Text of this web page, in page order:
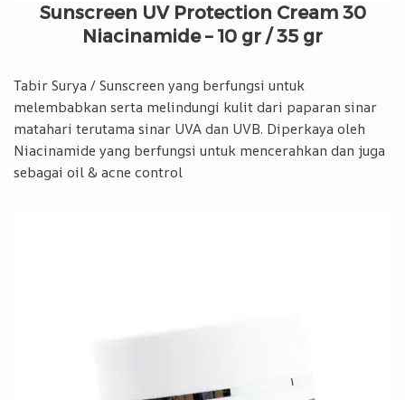
Sunscreen UV Protection Cream 30
Niacinamide – 10 gr / 35 gr
Tabir Surya / Sunscreen yang berfungsi untuk
melembabkan serta melindungi kulit dari paparan sinar
matahari terutama sinar UVA dan UVB. Diperkaya oleh
Niacinamide yang berfungsi untuk mencerahkan dan juga
sebagai oil & acne control